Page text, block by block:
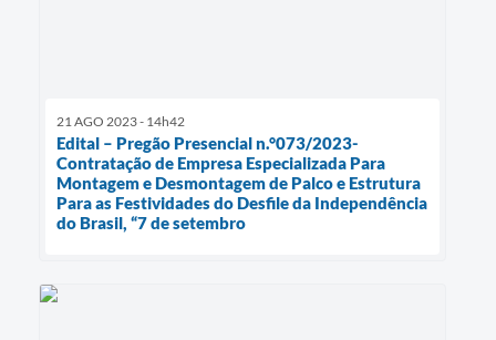
21 AGO 2023 - 14h42
Edital – Pregão Presencial n.°073/2023-
Contratação de Empresa Especializada Para
Montagem e Desmontagem de Palco e Estrutura
Para as Festividades do Desfile da Independência
do Brasil, “7 de setembro